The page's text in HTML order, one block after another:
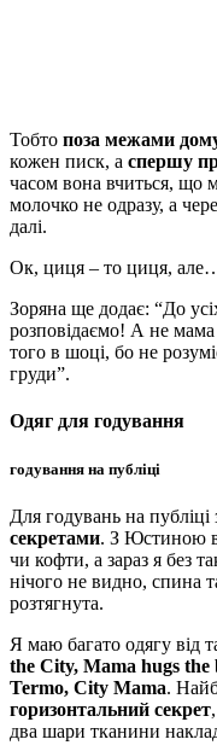
Тобто поза межами
кожен писк, а спершу
часом вона вчиться, що
молочко не одразу, а
далі.
Ок, циця – то циця,
Зоряна ще додає: “До
розповідаємо! А не мама
того в шоці, бо не
груди”.
Одяг для годування
годування на публіці
Для годувань на
секретами. З Юстиною в
чи кофти, а зараз я без
нічого не видно, спина
розтягнута.
Я маю багато одягу від
the City, Mama hugs
Termo, City Mama.
горизонтальний секрет
два шари тканини